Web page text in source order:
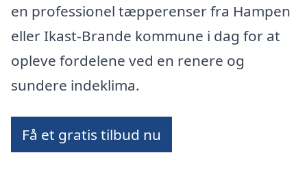
en professionel tæpperenser fra Hampen
eller Ikast-Brande kommune i dag for at
opleve fordelene ved en renere og
sundere indeklima.
Få et gratis tilbud nu